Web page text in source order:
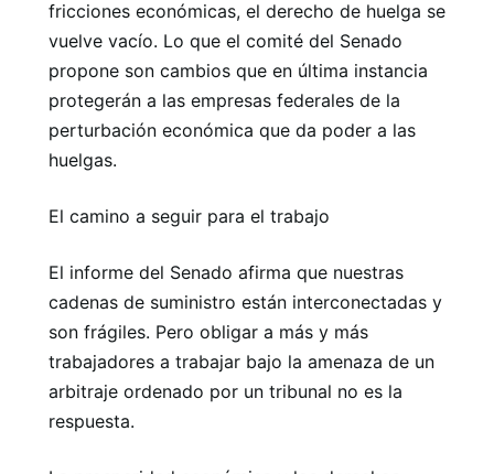
fricciones económicas, el derecho de huelga se
vuelve vacío. Lo que el comité del Senado
propone son cambios que en última instancia
protegerán a las empresas federales de la
perturbación económica que da poder a las
huelgas.
El camino a seguir para el trabajo
El informe del Senado afirma que nuestras
cadenas de suministro están interconectadas y
son frágiles. Pero obligar a más y más
trabajadores a trabajar bajo la amenaza de un
arbitraje ordenado por un tribunal no es la
respuesta.